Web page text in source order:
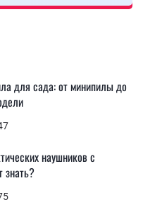
для сада: от минипилы до
наушников с
знать?